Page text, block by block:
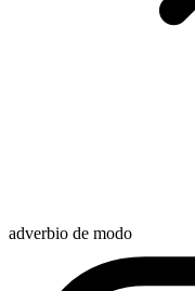
adverbio de modo